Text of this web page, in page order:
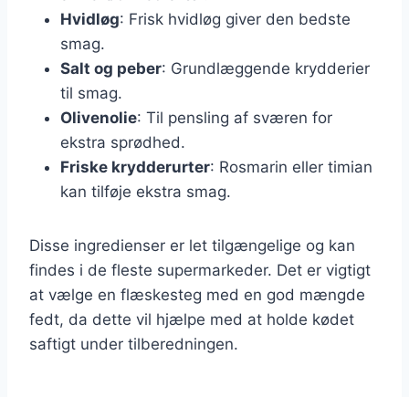
Hvidløg: Frisk hvidløg giver den bedste
smag.
Salt og peber: Grundlæggende krydderier
til smag.
Olivenolie: Til pensling af sværen for
ekstra sprødhed.
Friske krydderurter: Rosmarin eller timian
kan tilføje ekstra smag.
Disse ingredienser er let tilgængelige og kan
findes i de fleste supermarkeder. Det er vigtigt
at vælge en flæskesteg med en god mængde
fedt, da dette vil hjælpe med at holde kødet
saftigt under tilberedningen.